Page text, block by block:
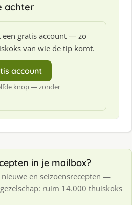
achter
een gratis account — zo
van wie de tip komt.
account
knop — zonder
in je mailbox?
en seizoensrecepten —
ruim 14.000 thuiskoks